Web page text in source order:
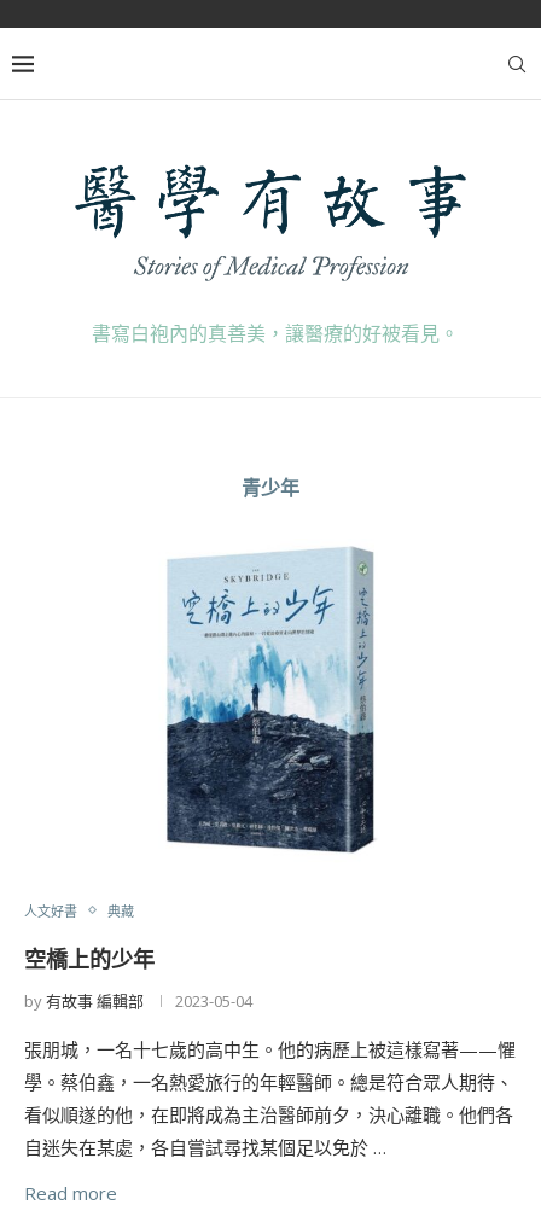
書寫白袍內的真善美，讓醫療的好被看見。
青少年
人文好書 典藏
空橋上的少年
by有故事 編輯部 2023-05-04
張朋城，一名十七歲的高中生。他的病歷上被這樣寫著——懼
學。蔡伯鑫，一名熱愛旅行的年輕醫師。總是符合眾人期待、
看似順遂的他，在即將成為主治醫師前夕，決心離職。他們各
自迷失在某處，各自嘗試尋找某個足以免於 …
Read more